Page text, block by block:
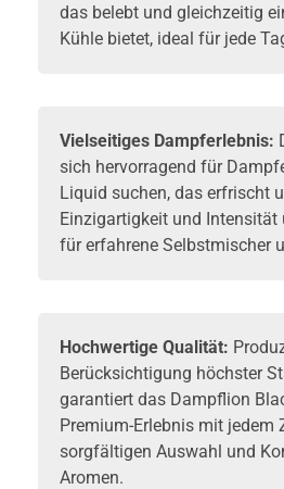
das belebt und gleichzeitig
Kühle bietet, ideal für jede
Vielseitiges Dampferlebnis:
sich hervorragend für
Liquid suchen, das erfrischt
Einzigartigkeit und Intensität
für erfahrene Selbstmischer
Hochwertige Qualität:
Berücksichtigung höchster
garantiert das Dampflion
Premium-Erlebnis mit jedem
sorgfältigen Auswahl und
Aromen.